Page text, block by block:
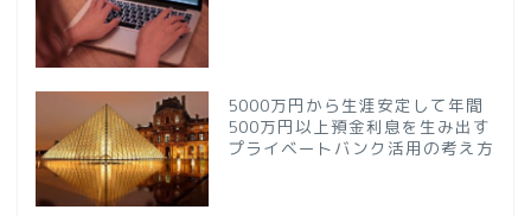
5000万円から生涯安定して年間
500万円以上預金利息を生み出す
プライベートバンク活用の考え方